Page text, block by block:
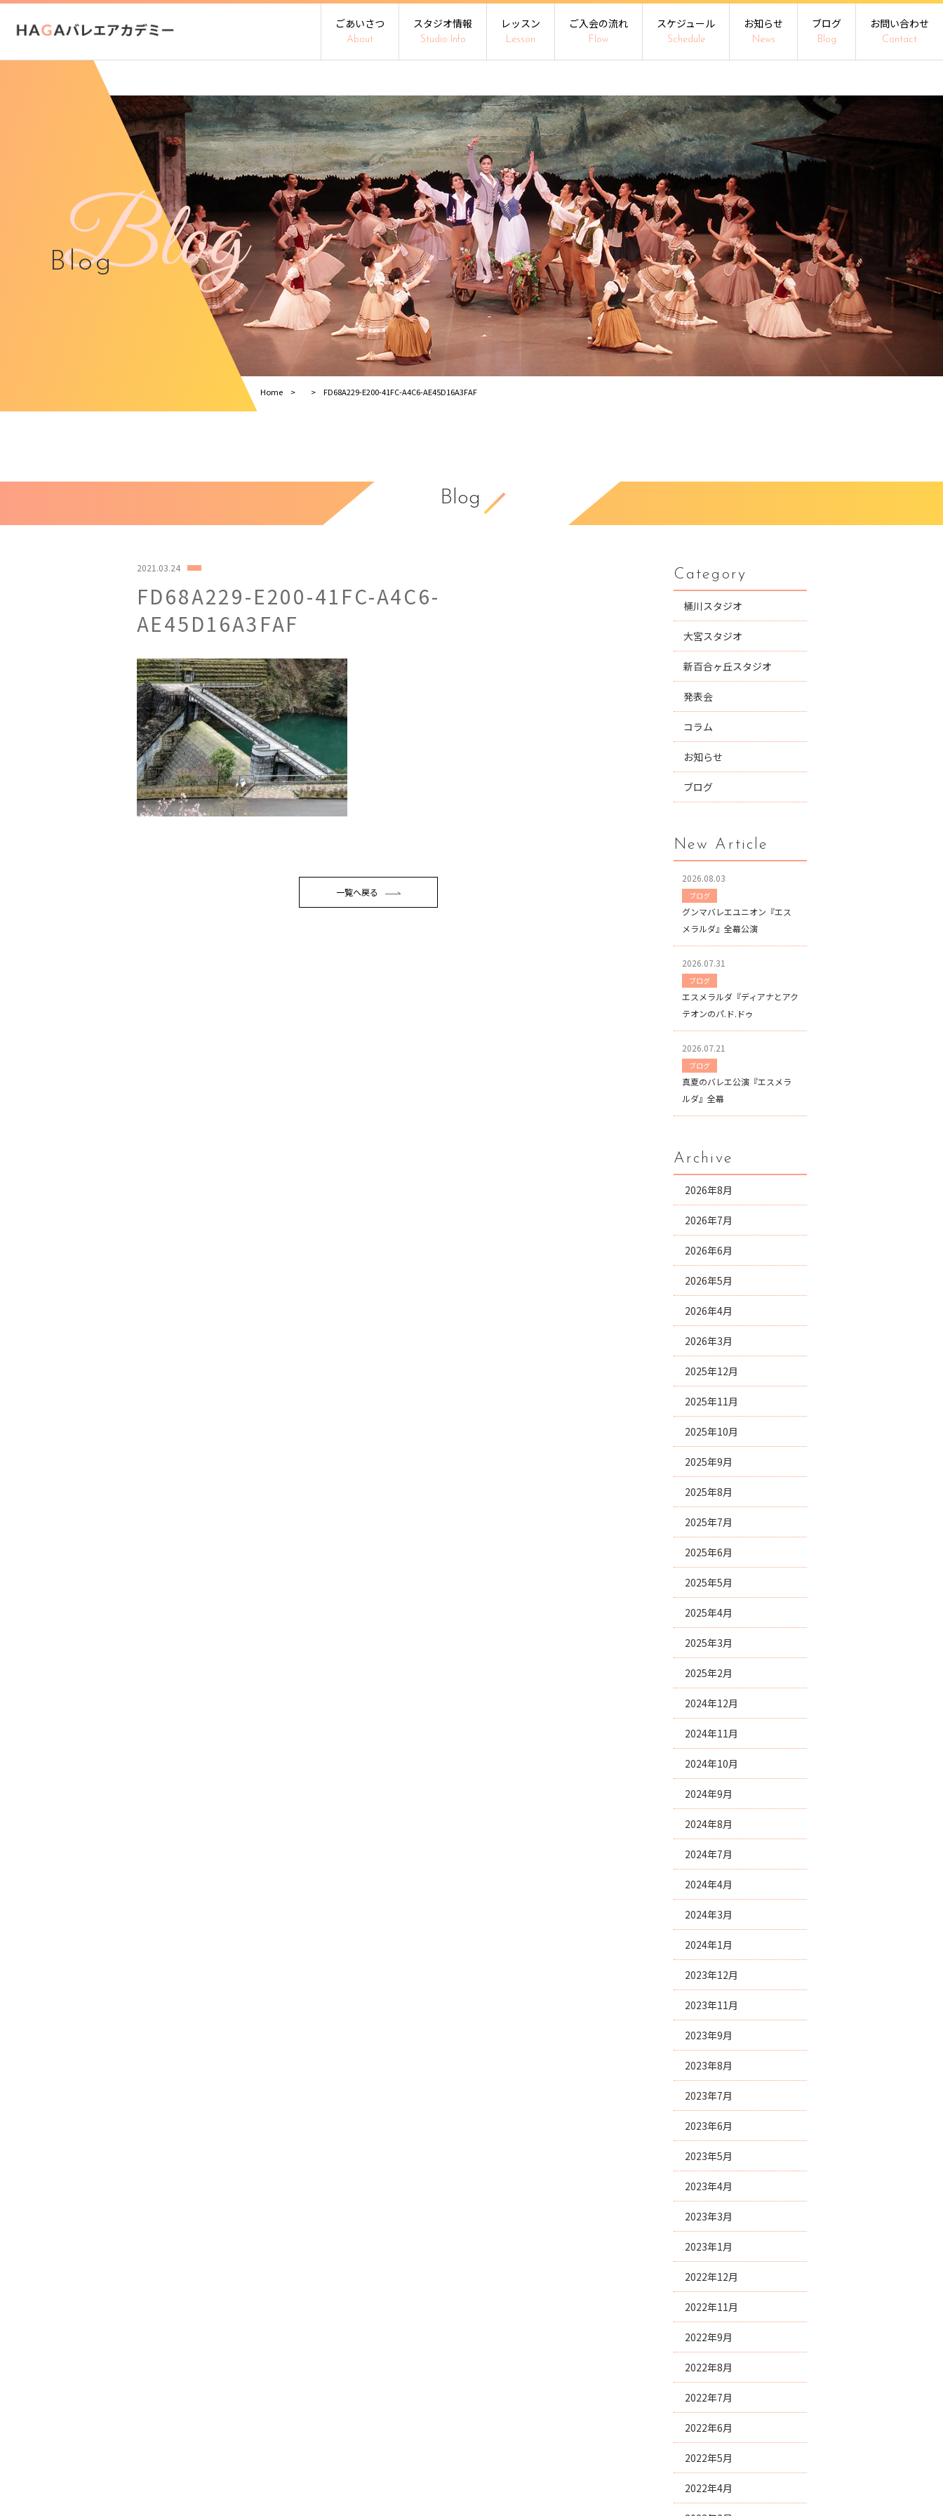
ごあいさつ
About
スタジオ情報
Studio Info
レッスン
Lesson
ご入会の流れ
Flow
スケジュール
Schedule
お知らせ
News
ブログ
Blog
お問い合わせ
Contact
Blog
Blog
Home FD68A229-E200-41FC-A4C6-AE45D16A3FAF
Blog
2021.03.24
FD68A229-E200-41FC-A4C6-
AE45D16A3FAF
一覧へ戻る
Category
桶川スタジオ
大宮スタジオ
新百合ヶ丘スタジオ
発表会
コラム
お知らせ
ブログ
New Article
2026.08.03
ブログ
グンマバレエユニオン『エス
メラルダ』全幕公演
2026.07.31
ブログ
エスメラルダ『ディアナとアク
テオンのパ.ド.ドゥ
2026.07.21
ブログ
真夏のバレエ公演『エスメラ
ルダ』全幕
Archive
2026年8月
2026年7月
2026年6月
2026年5月
2026年4月
2026年3月
2025年12月
2025年11月
2025年10月
2025年9月
2025年8月
2025年7月
2025年6月
2025年5月
2025年4月
2025年3月
2025年2月
2024年12月
2024年11月
2024年10月
2024年9月
2024年8月
2024年7月
2024年4月
2024年3月
2024年1月
2023年12月
2023年11月
2023年9月
2023年8月
2023年7月
2023年6月
2023年5月
2023年4月
2023年3月
2023年1月
2022年12月
2022年11月
2022年9月
2022年8月
2022年7月
2022年6月
2022年5月
2022年4月